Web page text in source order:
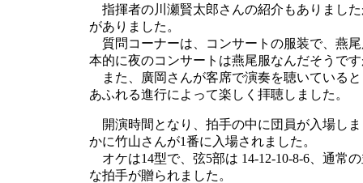
指揮者の川瀬賢太郎さんの紹介もありまし
がありました。
質問コーナーは、コンサートの服装で、燕
本的に夜のコンサートは燕尾服なんだそうで
また、廣岡さんが客席で演奏を聴いている
あふれる進行によって楽しく拝聴しました。
開演時間となり、拍手の中に団員が入場し
かに竹山さんが1番に入場されました。
オケは14型で、弦5部は 14-12-10-8-6、通常
な拍手が贈られました。